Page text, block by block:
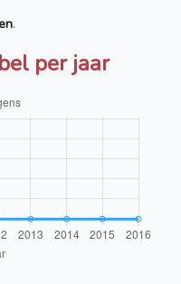
.
per jaar